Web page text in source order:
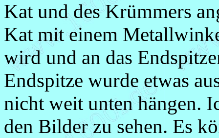
Kat und des Krümmers
Kat mit einem
wird und an das
Endspitze wurde etwas
nicht weit unten hängen.
den Bilder zu sehen. Es